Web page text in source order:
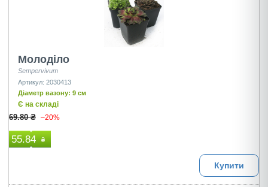
Молоділо
Sempervivum
Артикул: 2030413
Діаметр вазону: 9 см
Є на складі
69.80 ₴ –20%
55.84 ₴
Купити